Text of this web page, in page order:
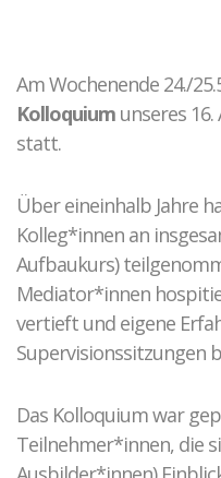
Am Wochenende 24./
Kolloquium unseres
statt.
Über eineinhalb Jahre
Kolleg*innen an
Aufbaukurs)
Mediator*innen
vertieft und eigene
Supervisionssitzungen
Das Kolloquium war
Teilnehmer*innen, die